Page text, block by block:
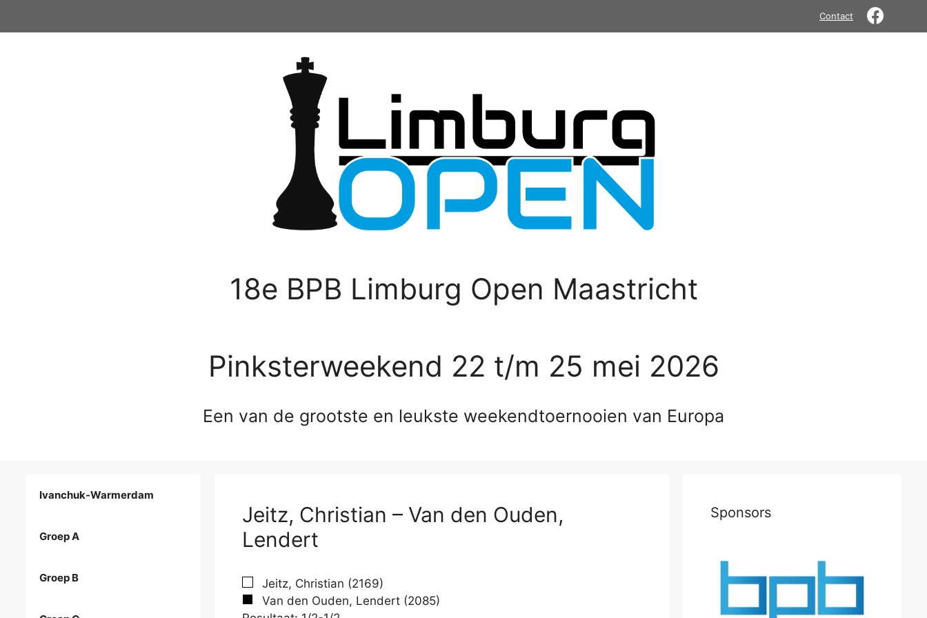
Contact
18e BPB Limburg Open Maastricht
Pinksterweekend 22 t/m 25 mei 2026
Een van de grootste en leukste weekendtoernooien van Europa
Jeitz, Christian – Van den Ouden,
Lendert
Jeitz, Christian (2169)
Van den Ouden, Lendert (2085)
Ivanchuk-Warmerdam
Groep A
Groep B
Sponsors